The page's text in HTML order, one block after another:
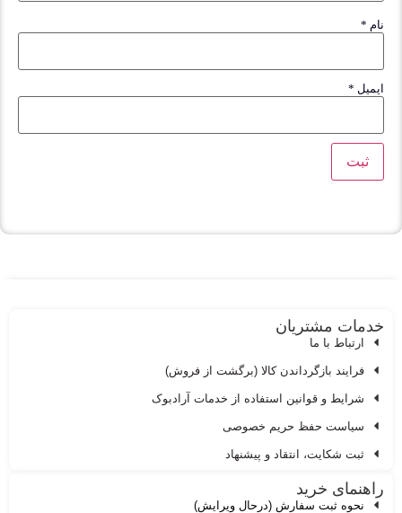
*
ایمیل*
خدمات مشتریان
ارتباط با ما
فرایند بازگرداندن کالا (برگشت از فروش)
شرایط و قوانین استفاده از خدمات آرادبوک
سیاست حفظ حریم خصوصی
ثبت شکایت، انتقاد و پیشنهاد
راهنمای خرید
نحوه ثبت سفارش (درحال ویرایش)